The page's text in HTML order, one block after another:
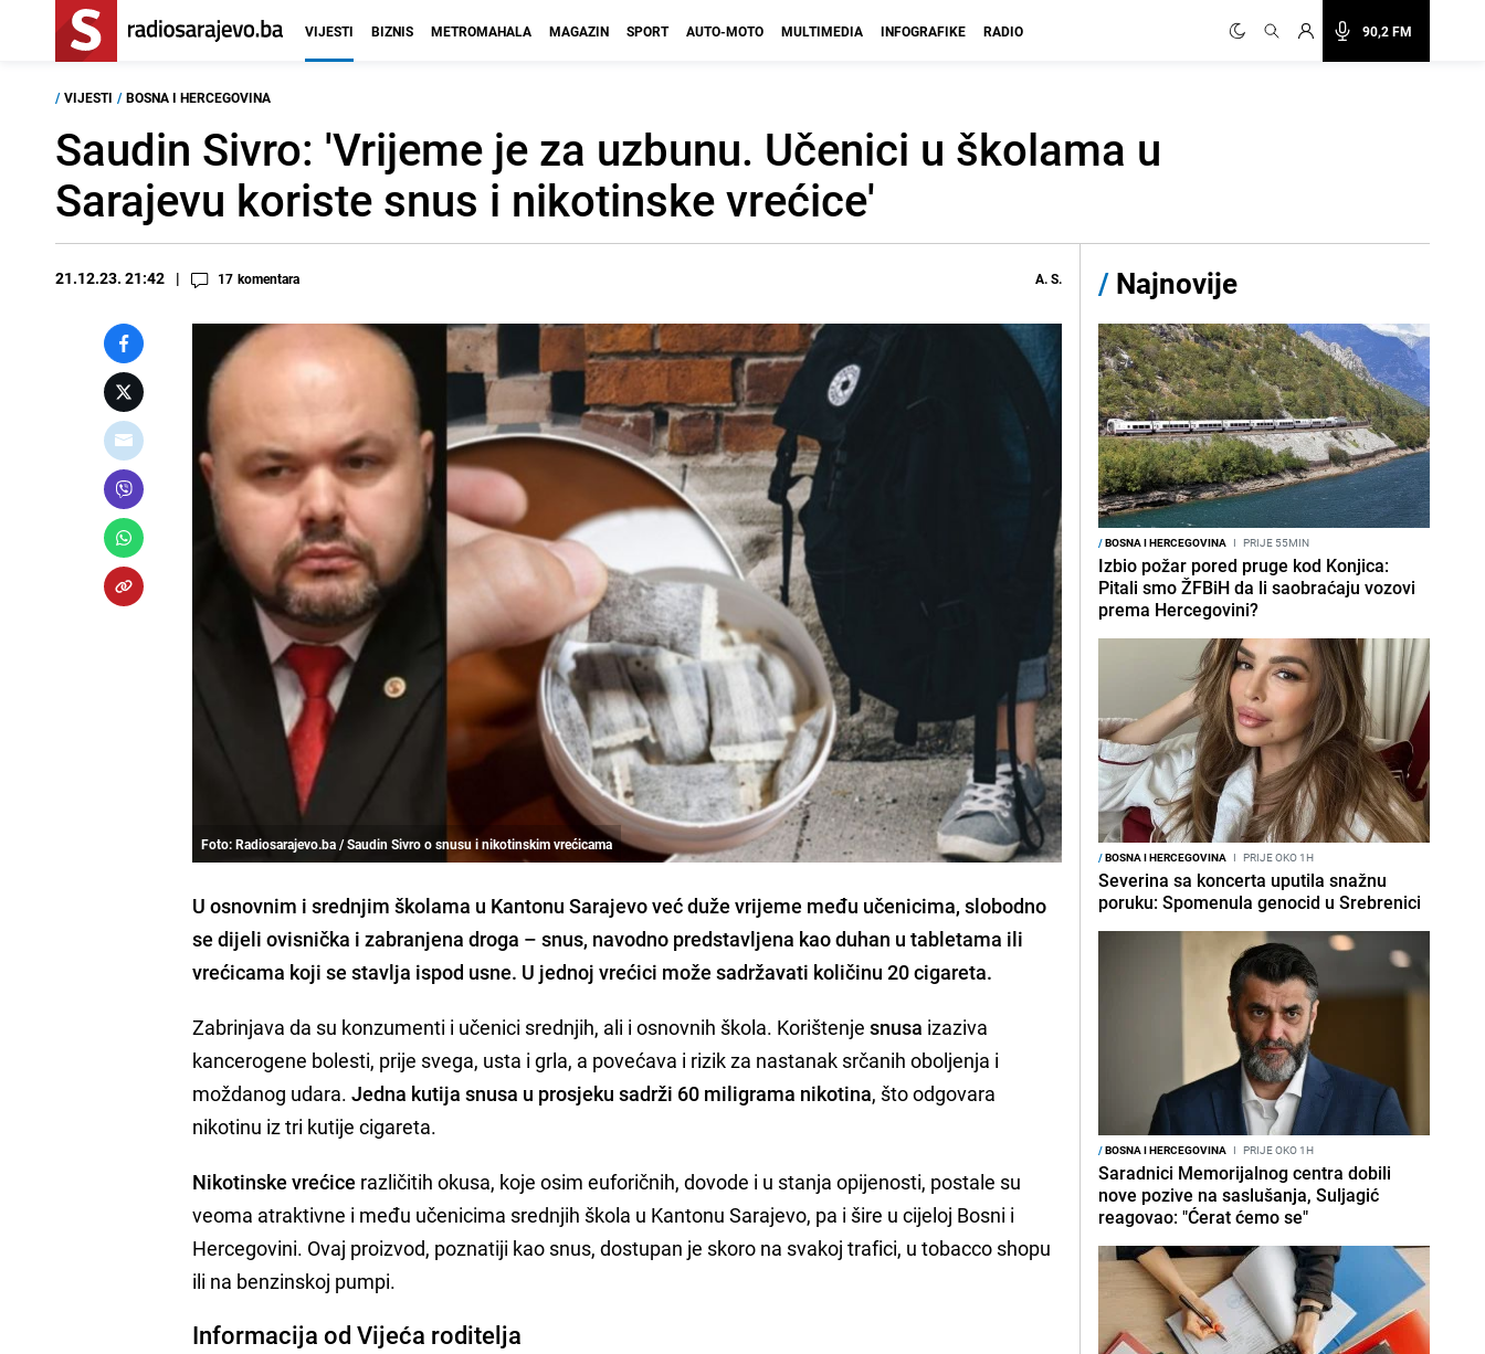
90,2 FM
VIJESTI BIZNIS METROMAHALA MAGAZIN SPORT AUTO-MOTO MULTIMEDIA INFOGRAFIKE RADIO
/ VIJESTI / BOSNA I HERCEGOVINA
Saudin Sivro: 'Vrijeme je za uzbunu. Učenici u školama u
Sarajevu koriste snus i nikotinske vrećice'
21.12.23. 21:42 17 komentara A. S.
Foto: Radiosarajevo.ba / Saudin Sivro o snusu i nikotinskim vrećicama
U osnovnim i srednjim školama u Kantonu Sarajevo već duže vrijeme među učenicima, slobodno
se dijeli ovisnička i zabranjena droga – snus, navodno predstavljena kao duhan u tabletama ili
vrećicama koji se stavlja ispod usne. U jednoj vrećici može sadržavati količinu 20 cigareta.
Zabrinjava da su konzumenti i učenici srednjih, ali i osnovnih škola. Korištenjesnusa izaziva
kancerogene bolesti, prije svega, usta i grla, a povećava i rizik za nastanak srčanih oboljenja i
moždanog udara.Jedna kutija snusa u prosjeku sadrži 60 miligrama nikotina, što odgovara
nikotinu iz tri kutije cigareta.
Nikotinske vrećice različitih okusa, koje osim euforičnih, dovode i u stanja opijenosti, postale su
veoma atraktivne i među učenicima srednjih škola u Kantonu Sarajevo, pa i šire u cijeloj Bosni i
Hercegovini. Ovaj proizvod, poznatiji kao snus, dostupan je skoro na svakoj trafici, u tobacco shopu
ili na benzinskoj pumpi.
Informacija od Vijeća roditelja
/ Najnovije
/BOSNA I HERCEGOVINA I PRIJE 55MIN
Izbio požar pored pruge kod Konjica:
Pitali smo ŽFBiH da li saobraćaju vozovi
prema Hercegovini?
/BOSNA I HERCEGOVINA I PRIJE OKO 1H
Severina sa koncerta uputila snažnu
poruku: Spomenula genocid u Srebrenici
/BOSNA I HERCEGOVINA I PRIJE OKO 1H
Saradnici Memorijalnog centra dobili
nove pozive na saslušanja, Suljagić
reagovao: "Ćerat ćemo se"